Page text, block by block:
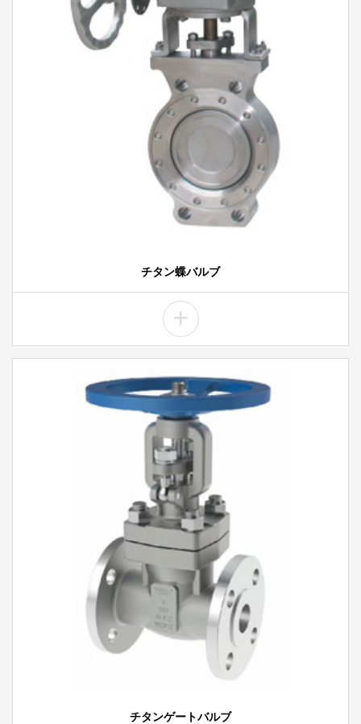
チタン蝶バルブ
+
チタンゲートバルブ